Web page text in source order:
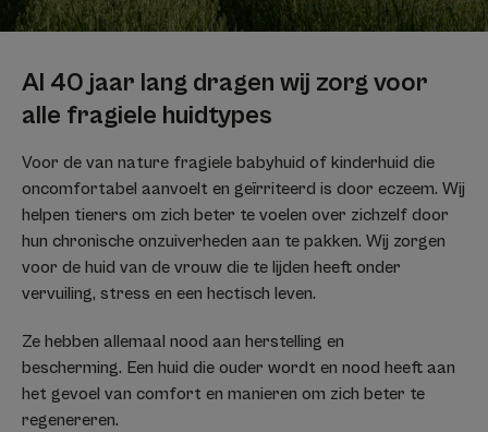
Al 40 jaar lang dragen wij zorg voor
alle fragiele huidtypes
Voor de van nature fragiele babyhuid of kinderhuid die
oncomfortabel aanvoelt en geïrriteerd is door eczeem. Wij
helpen tieners om zich beter te voelen over zichzelf door
hun chronische onzuiverheden aan te pakken. Wij zorgen
voor de huid van de vrouw die te lijden heeft onder
vervuiling, stress en een hectisch leven.
Ze hebben allemaal nood aan herstelling en
bescherming. Een huid die ouder wordt en nood heeft aan
het gevoel van comfort en manieren om zich beter te
regenereren.